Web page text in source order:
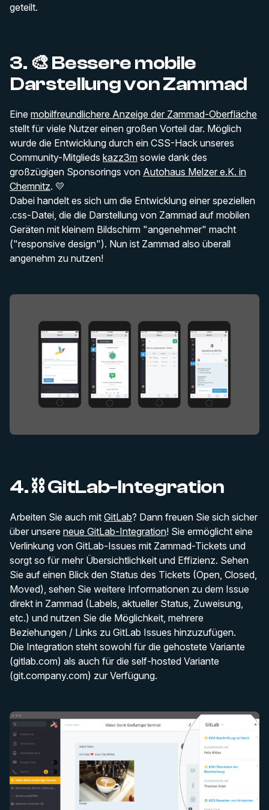
geteilt.
3. 🎨 Bessere mobile
Darstellung von Zammad
Eine mobilfreundlichere Anzeige der Zammad-Oberfläche
stellt für viele Nutzer einen großen Vorteil dar. Möglich
wurde die Entwicklung durch ein CSS-Hack unseres
Community-Mitglieds kazz3m sowie dank des
großzügigen Sponsorings von Autohaus Melzer e.K. in
Chemnitz. 💛
Dabei handelt es sich um die Entwicklung einer speziellen
.css-Datei, die die Darstellung von Zammad auf mobilen
Geräten mit kleinem Bildschirm "angenehmer" macht
("responsive design"). Nun ist Zammad also überall
angenehm zu nutzen!
4. ⛓️ GitLab-Integration
Arbeiten Sie auch mit GitLab? Dann freuen Sie sich sicher
über unsere neue GitLab-Integration! Sie ermöglicht eine
Verlinkung von GitLab-Issues mit Zammad-Tickets und
sorgt so für mehr Übersichtlichkeit und Effizienz. Sehen
Sie auf einen Blick den Status des Tickets (Open, Closed,
Moved), sehen Sie weitere Informationen zu dem Issue
direkt in Zammad (Labels, aktueller Status, Zuweisung,
etc.) und nutzen Sie die Möglichkeit, mehrere
Beziehungen / Links zu GitLab Issues hinzuzufügen.
Die Integration steht sowohl für die gehostete Variante
(gitlab.com) als auch für die self-hosted Variante
(git.company.com) zur Verfügung.